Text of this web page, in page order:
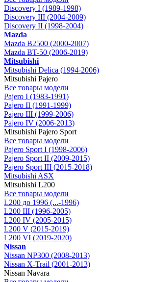
Discovery I (1989-1998)
Discovery III (2004-2009)
Discovery II (1998-2004)
Mazda
Mazda B2500 (2000-2007)
Mazda BT-50 (2006-2019)
Mitsubishi
Mitsubishi Delica (1994-2006)
Mitsubishi Pajero
Все товары модели
Pajero I (1983-1991)
Pajero II (1991-1999)
Pajero III (1999-2006)
Pajero IV (2006-2013)
Mitsubishi Pajero Sport
Все товары модели
Pajero Sport I (1998-2006)
Pajero Sport II (2009-2015)
Pajero Sport III (2015-2018)
Mitsubishi ASX
Mitsubishi L200
Все товары модели
L200 до 1996 (...-1996)
L200 III (1996-2005)
L200 IV (2005-2015)
L200 V (2015-2019)
L200 VI (2019-2020)
Nissan
Nissan NP300 (2008-2013)
Nissan X-Trail (2001-2013)
Nissan Navara